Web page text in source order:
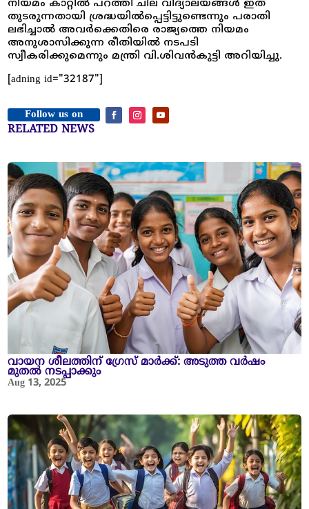
നിയമം കാറ്റിൽ പറത്തി ചില വിദ്യാലയങ്ങൾ ഇത്
തുടരുന്നതായി ശ്രദ്ധയിൽപ്പെട്ടിട്ടുണ്ടെന്നും പരാതി
ലഭിച്ചാൽ അവർക്കെതിരെ രാജ്യത്തെ നിയമം
അനുശാസിക്കുന്ന രീതിയിൽ നടപടി
സ്വീകരിക്കുമെന്നും മന്ത്രി വി.ശിവൻകുട്ടി അറിയിച്ചു.
[adning id="32187"]
Follow us on
RELATED NEWS
വായന ശീലത്തിന് ഗ്രേസ് മാർക്ക്: അടുത്ത വർഷം
മുതൽ നടപ്പാക്കും
Aug 13, 2025